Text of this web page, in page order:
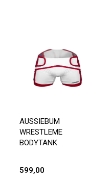
AUSSIEBUM
WRESTLEME
BODYTANK
599,00